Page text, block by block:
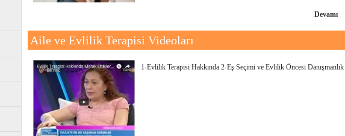
Devamı
Aile ve Evlilik Terapisi Videoları
1-Evlilik Terapisi Hakkında 2-Eş Seçimi ve Evlilik Öncesi Danışmanlık